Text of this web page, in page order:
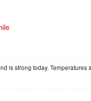
is strong today.